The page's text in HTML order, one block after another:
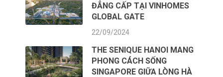
ĐẲNG CẤP TẠI VINHOMES
GLOBAL GATE
22/09/2024
THE SENIQUE HANOI MANG
PHONG CÁCH SỐNG
SINGAPORE GIỮA LÒNG HÀ